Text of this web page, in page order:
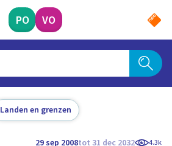
PO VO
Landen en grenzen
29 sep 2008tot 31 dec 2032 4.3k